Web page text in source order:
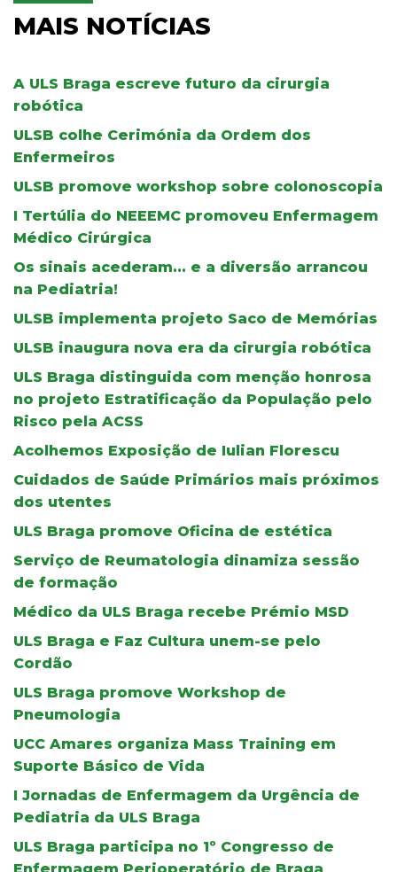
MAIS NOTÍCIAS
A ULS Braga escreve futuro da cirurgia
robótica
ULSB colhe Cerimónia da Ordem dos
Enfermeiros
ULSB promove workshop sobre colonoscopia
I Tertúlia do NEEEMC promoveu Enfermagem
Médico Cirúrgica
Os sinais acederam... e a diversão arrancou
na Pediatria!
ULSB implementa projeto Saco de Memórias
ULSB inaugura nova era da cirurgia robótica
ULS Braga distinguida com menção honrosa
no projeto Estratificação da População pelo
Risco pela ACSS
Acolhemos Exposição de Iulian Florescu
Cuidados de Saúde Primários mais próximos
dos utentes
ULS Braga promove Oficina de estética
Serviço de Reumatologia dinamiza sessão
de formação
Médico da ULS Braga recebe Prémio MSD
ULS Braga e Faz Cultura unem-se pelo
Cordão
ULS Braga promove Workshop de
Pneumologia
UCC Amares organiza Mass Training em
Suporte Básico de Vida
I Jornadas de Enfermagem da Urgência de
Pediatria da ULS Braga
ULS Braga participa no 1º Congresso de
Enfermagem Perioperatório de Braga